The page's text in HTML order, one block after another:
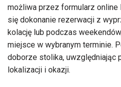
możliwa przez formularz
się dokonanie rezerwacji z
kolację lub podczas
miejsce w wybranym terminie.
doborze stolika, uwzględniając
lokalizacji i okazji.